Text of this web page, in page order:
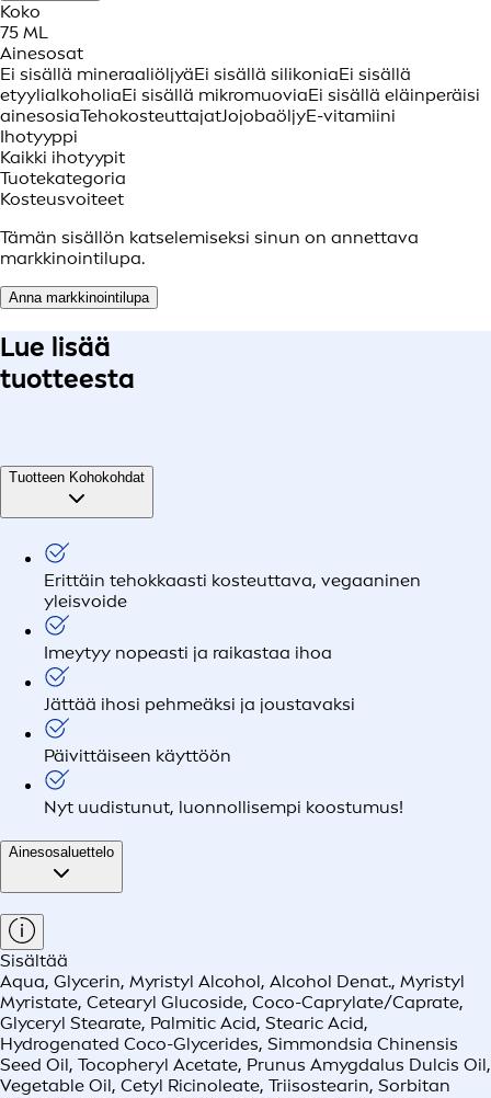
Koko
75 ML
Ainesosat
Ei sisällä mineraaliöljyäEi sisällä silikoniaEi sisällä
etyylialkoholiaEi sisällä mikromuoviaEi sisällä eläinperäisi
ainesosiaTehokosteuttajatJojobaöljyE-vitamiini
Ihotyyppi
Kaikki ihotyypit
Tuotekategoria
Kosteusvoiteet
Tämän sisällön katselemiseksi sinun on annettava
markkinointilupa.
Anna markkinointilupa
Lue lisää
tuotteesta
Tuotteen Kohokohdat
Erittäin tehokkaasti kosteuttava, vegaaninen
yleisvoide
Imeytyy nopeasti ja raikastaa ihoa
Jättää ihosi pehmeäksi ja joustavaksi
Päivittäiseen käyttöön
Nyt uudistunut, luonnollisempi koostumus!
Ainesosaluettelo
Sisältää
Aqua, Glycerin, Myristyl Alcohol, Alcohol Denat., Myristyl
Myristate, Cetearyl Glucoside, Coco-Caprylate/Caprate,
Glyceryl Stearate, Palmitic Acid, Stearic Acid,
Hydrogenated Coco-Glycerides, Simmondsia Chinensis
Seed Oil, Tocopheryl Acetate, Prunus Amygdalus Dulcis Oil,
Vegetable Oil, Cetyl Ricinoleate, Triisostearin, Sorbitan